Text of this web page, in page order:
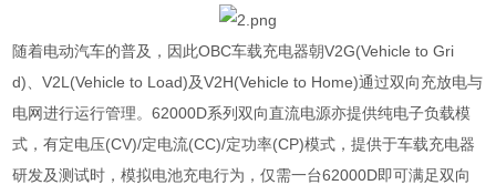
随着电动汽车的普及，因此OBC车载充电器朝V2G(Vehicle to Gri
d) 、V2L(Vehicle to Load)及V2H(Vehicle to Home)通过双向充放电与
电网进行运行管理。62000D系列双向直流电源亦提供纯电子负载模
式，有定电压(CV)/定电流(CC)/定功率(CP)模式，提供于车载充电器
研发及测试时，模拟电池充电行为，仅需一台62000D即可满足双向